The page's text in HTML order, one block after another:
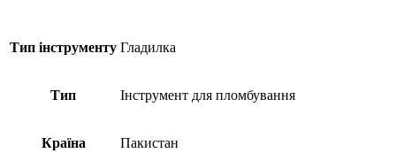
Тип інструменту Гладилка
Тип Інструмент для пломбування
Країна Пакистан